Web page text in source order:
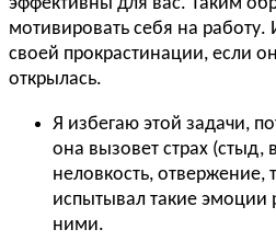
мотивировать себя на работу.
своей прокрастинации, если
открылась.
Я избегаю этой задачи,
она вызовет страх (стыд,
неловкость, отвержение,
испытывал такие эмоции
ними.